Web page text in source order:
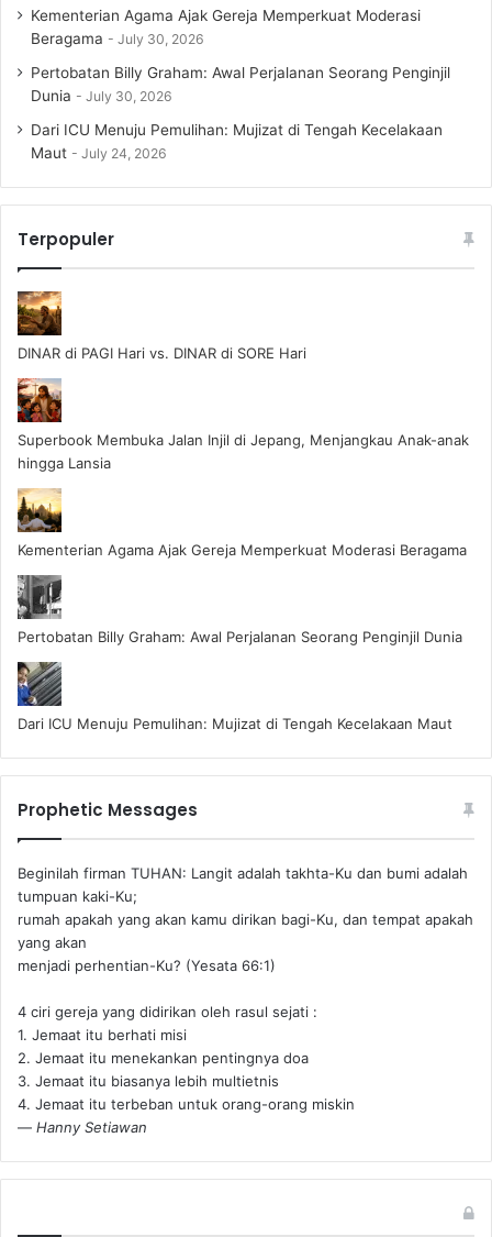
Kementerian Agama Ajak Gereja Memperkuat Moderasi
Beragama
July 30, 2026
Pertobatan Billy Graham: Awal Perjalanan Seorang Penginjil
Dunia
July 30, 2026
Dari ICU Menuju Pemulihan: Mujizat di Tengah Kecelakaan
Maut
July 24, 2026
Terpopuler
DINAR di PAGI Hari vs. DINAR di SORE Hari
Superbook Membuka Jalan Injil di Jepang, Menjangkau Anak-anak
hingga Lansia
Kementerian Agama Ajak Gereja Memperkuat Moderasi Beragama
Pertobatan Billy Graham: Awal Perjalanan Seorang Penginjil Dunia
Dari ICU Menuju Pemulihan: Mujizat di Tengah Kecelakaan Maut
Prophetic Messages
Beginilah firman TUHAN: Langit adalah takhta-Ku dan bumi adalah
tumpuan kaki-Ku;
rumah apakah yang akan kamu dirikan bagi-Ku, dan tempat apakah
yang akan
menjadi perhentian-Ku? (Yesata 66:1) ‪
4 ciri gereja yang didirikan oleh rasul sejati :
1. Jemaat itu berhati misi
2. Jemaat itu menekankan pentingnya doa
3. Jemaat itu biasanya lebih multietnis
4. Jemaat itu terbeban untuk orang-orang miskin
— Hanny Setiawan